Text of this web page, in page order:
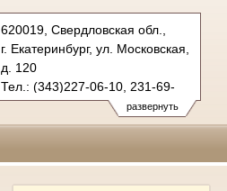
развернуть
620019, Свердловская обл.,
г. Екатеринбург, ул. Московская,
д. 120
Тел.: (343)227-06-10, 231-69-
89 (ф)
mail@ekboblsud.ru